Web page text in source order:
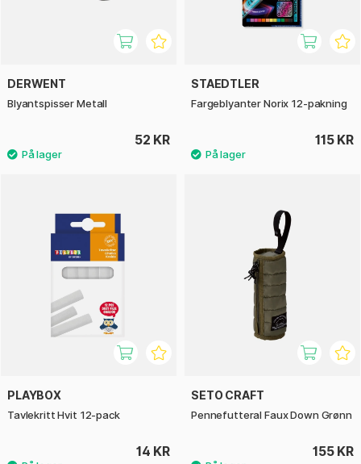
DERWENT
Blyantspisser Metall
52 KR
STAEDTLER
Fargeblyanter Norix 12-pakning
115 KR
PLAYBOX
Tavlekritt Hvit 12-pack
14 KR
SETO CRAFT
Pennefutteral Faux Down Grønn
155 KR